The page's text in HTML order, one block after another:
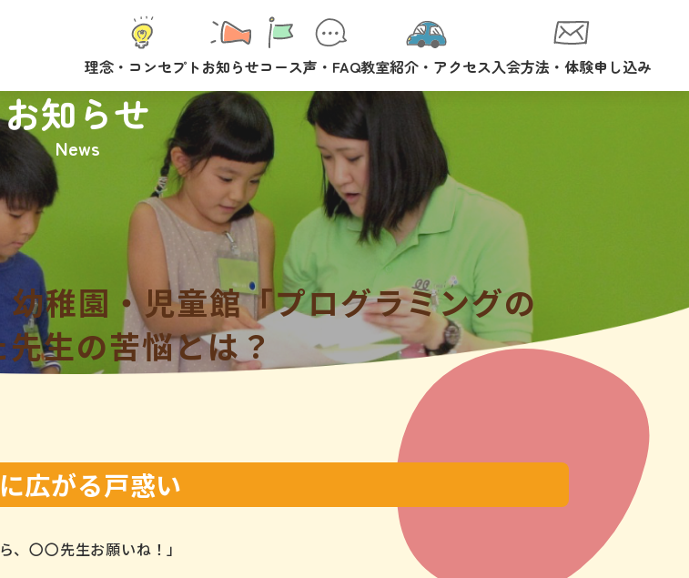
理念・コンセプトお知らせコース声・FAQ教室紹介・アクセス入会方法・体験申し込み
お知らせ
News
幼稚園・児童館「プログラミングの
生の苦悩とは？
広がる戸惑い
、〇〇先生お願いね！」